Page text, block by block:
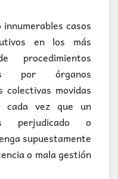
casos
en los más
procedimientos
por órganos
colectivas movidas
cada vez que un
perjudicado o
supuestamente
o mala gestión